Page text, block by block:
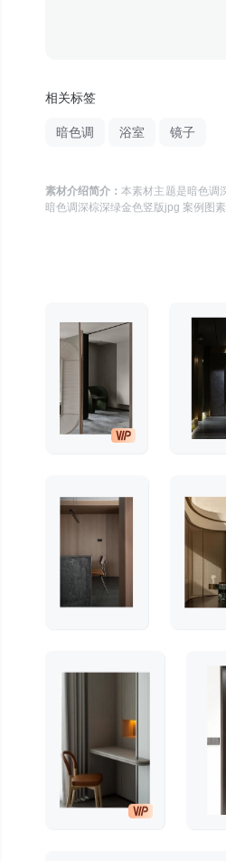
相关标签
暗色调 浴室 镜子
素材介绍简介：本素材主题是暗色调
暗色调深棕深绿金色竖版jpg 案例图